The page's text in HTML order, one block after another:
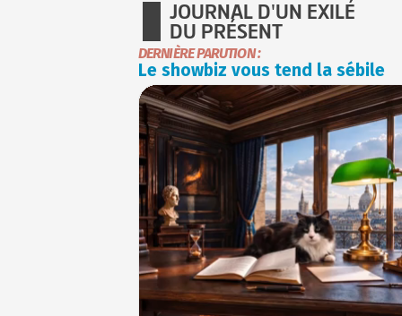
JOURNAL D'UN EXILÉ
DU PRÉSENT
DERNIÈRE PARUTION :
Le showbiz vous tend la sébile